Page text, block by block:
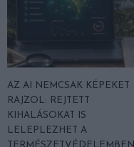
AZ AI NEMCSAK KÉPEKET
RAJZOL: REJTETT
KIHALÁSOKAT IS
LELEPLEZHET A